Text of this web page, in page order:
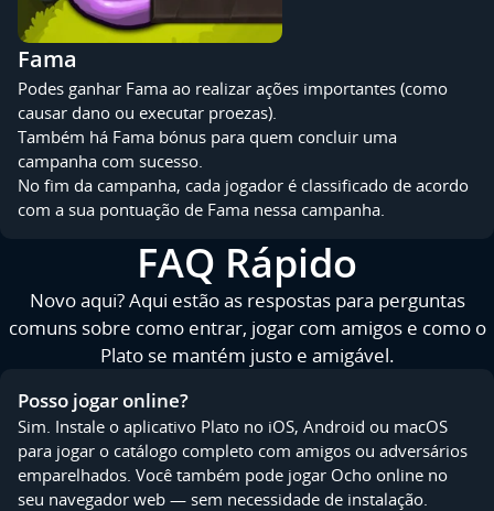
Fama
Podes ganhar Fama ao realizar ações importantes (como
causar dano ou executar proezas).
Também há Fama bónus para quem concluir uma
campanha com sucesso.
No fim da campanha, cada jogador é classificado de acordo
com a sua pontuação de Fama nessa campanha.
FAQ Rápido
Novo aqui? Aqui estão as respostas para perguntas
comuns sobre como entrar, jogar com amigos e como o
Plato se mantém justo e amigável.
Posso jogar online?
Sim. Instale o aplicativo Plato no iOS, Android ou macOS
para jogar o catálogo completo com amigos ou adversários
emparelhados. Você também pode jogar Ocho online no
seu navegador web — sem necessidade de instalação.